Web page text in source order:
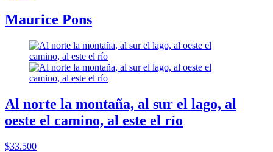
Maurice Pons
Al norte la montaña, al sur el lago, al
oeste el camino, al este el río
$33.500